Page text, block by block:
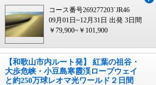
コース番号269277203`JR46
09月01日~12月31日 出発 3日間
￥79,900~￥101,900
【和歌山市内ルート発】 紅葉の祖谷・
大歩危峡・小豆島寒霞渓ロープウェイ
と約250万球レオマ光ワールド２日間